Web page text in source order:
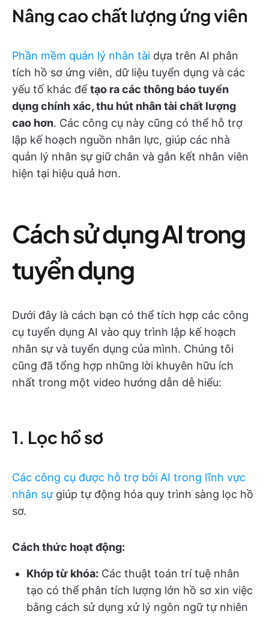
Nâng cao chất lượng ứng viên
Phần mềm quản lý nhân tài dựa trên AI phân
tích hồ sơ ứng viên, dữ liệu tuyển dụng và các
yếu tố khác để tạo ra các thông báo tuyển
dụng chính xác, thu hút nhân tài chất lượng
cao hơn. Các công cụ này cũng có thể hỗ trợ
lập kế hoạch nguồn nhân lực, giúp các nhà
quản lý nhân sự giữ chân và gắn kết nhân viên
hiện tại hiệu quả hơn.
Cách sử dụng AI trong
tuyển dụng
Dưới đây là cách bạn có thể tích hợp các công
cụ tuyển dụng AI vào quy trình lập kế hoạch
nhân sự và tuyển dụng của mình. Chúng tôi
cũng đã tổng hợp những lời khuyên hữu ích
nhất trong một video hướng dẫn dễ hiểu:
1. Lọc hồ sơ
Các công cụ được hỗ trợ bởi AI trong lĩnh vực
nhân sựgiúp tự động hóa quy trình sàng lọc hồ
sơ.
Cách thức hoạt động:
Khớp từ khóa: Các thuật toán trí tuệ nhân
tạo có thể phân tích lượng lớn hồ sơ xin việc
bằng cách sử dụng xử lý ngôn ngữ tự nhiên